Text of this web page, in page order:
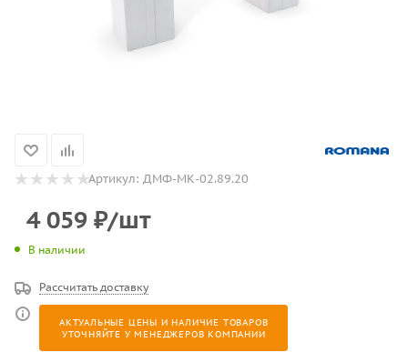
Артикул: ДМФ-МК-02.89.20
4 059 ₽/шт
В наличии
Рассчитать доставку
АКТУАЛЬНЫЕ ЦЕНЫ И НАЛИЧИЕ ТОВАРОВ
УТОЧНЯЙТЕ У МЕНЕДЖЕРОВ КОМПАНИИ